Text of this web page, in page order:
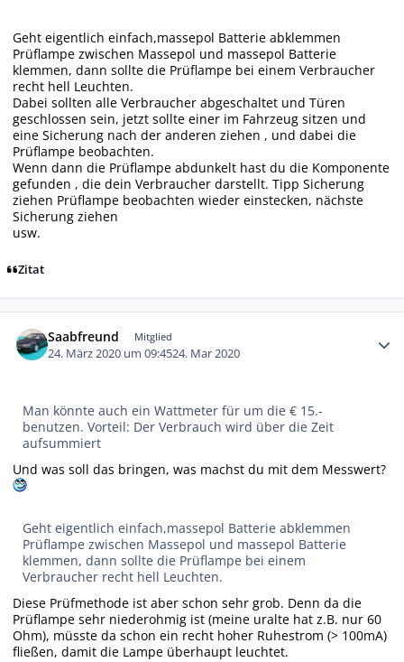
Geht eigentlich einfach,massepol Batterie abklemmen
Prüflampe zwischen Massepol und massepol Batterie
klemmen, dann sollte die Prüflampe bei einem Verbraucher
recht hell Leuchten.
Dabei sollten alle Verbraucher abgeschaltet und Türen
geschlossen sein, jetzt sollte einer im Fahrzeug sitzen und
eine Sicherung nach der anderen ziehen , und dabei die
Prüflampe beobachten.
Wenn dann die Prüflampe abdunkelt hast du die Komponente
gefunden , die dein Verbraucher darstellt. Tipp Sicherung
ziehen Prüflampe beobachten wieder einstecken, nächste
Sicherung ziehen
usw.
Zitat
Saabfreund Mitglied
24. März 2020 um 09:4524. Mar 2020
Man könnte auch ein Wattmeter für um die € 15.-
benutzen. Vorteil: Der Verbrauch wird über die Zeit
aufsummiert
Und was soll das bringen, was machst du mit dem Messwert?
Geht eigentlich einfach,massepol Batterie abklemmen
Prüflampe zwischen Massepol und massepol Batterie
klemmen, dann sollte die Prüflampe bei einem
Verbraucher recht hell Leuchten.
Diese Prüfmethode ist aber schon sehr grob. Denn da die
Prüflampe sehr niederohmig ist (meine uralte hat z.B. nur 60
Ohm), müsste da schon ein recht hoher Ruhestrom (> 100mA)
fließen, damit die Lampe überhaupt leuchtet.